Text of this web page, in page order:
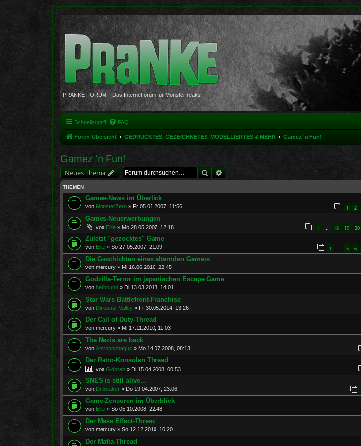
PRANKE FORUM – Das Internetforum für Monsterfreaks
Schnellzugriff FAQ
Foren-Übersicht GEDRUCKTES, GEZEICHNETES, MODELLIERTES & MEHR Gamez 'n Fun!
Gamez 'n Fun!
Neues Thema SucheErweiterte Suche
THEMEN
Games-News im Überlick
von MonsterZero » Fr 05.01.2007, 11:56 1 2
Games-Neuerwerbungen
von Elite » Mo 28.05.2007, 12:18 1 … 18 19 20
Zuletzt "gezocktes" Game
von Elite » So 27.05.2007, 21:09 1 … 5 6
Die Geschichten eines alternden Gamers
von mercury » Mi 16.06.2010, 22:45
Godzilla-Terror im japanischen Escape Game
von hellbound » Di 13.03.2018, 14:01
Star Wars Battlefront-Franchise
von Dinosaur Valley » Fr 30.05.2014, 13:26
Der Call of Duty-Thread
von mercury » Mi 17.11.2010, 11:03
The Nazis are back
von Antropophagus » Mo 14.07.2008, 08:13
Der Retro-Konsolen Thread
von Gidorah » Di 15.04.2008, 00:53
SNES is still alive...
von Dr.Beaker » Do 19.04.2007, 23:06
Game-Zensuren im Überblick
von Elite » So 05.10.2008, 22:48
Der Mass Effect-Thread
von mercury » So 12.12.2010, 10:20
Der Mafia-Thread